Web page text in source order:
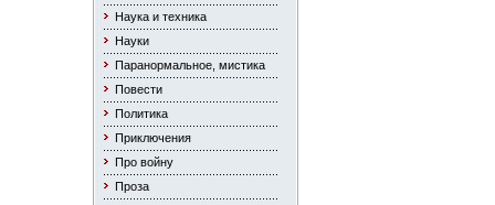
Наука и техника
Науки
Паранормальное, мистика
Повести
Политика
Приключения
Про войну
Проза